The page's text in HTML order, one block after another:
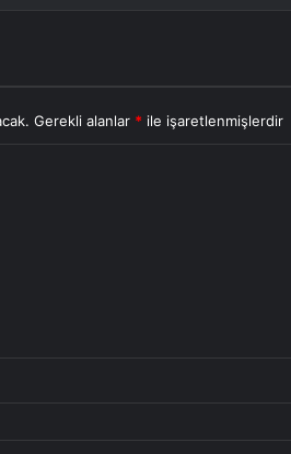
Gerekli alanlar * ile işaretlenmişlerdir